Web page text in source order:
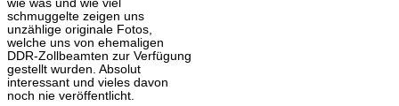
wie was und wie viel
schmuggelte zeigen uns
unzählige originale Fotos,
welche uns von ehemaligen
DDR-Zollbeamten zur Verfügung
gestellt wurden. Absolut
interessant und vieles davon
noch nie veröffentlicht.